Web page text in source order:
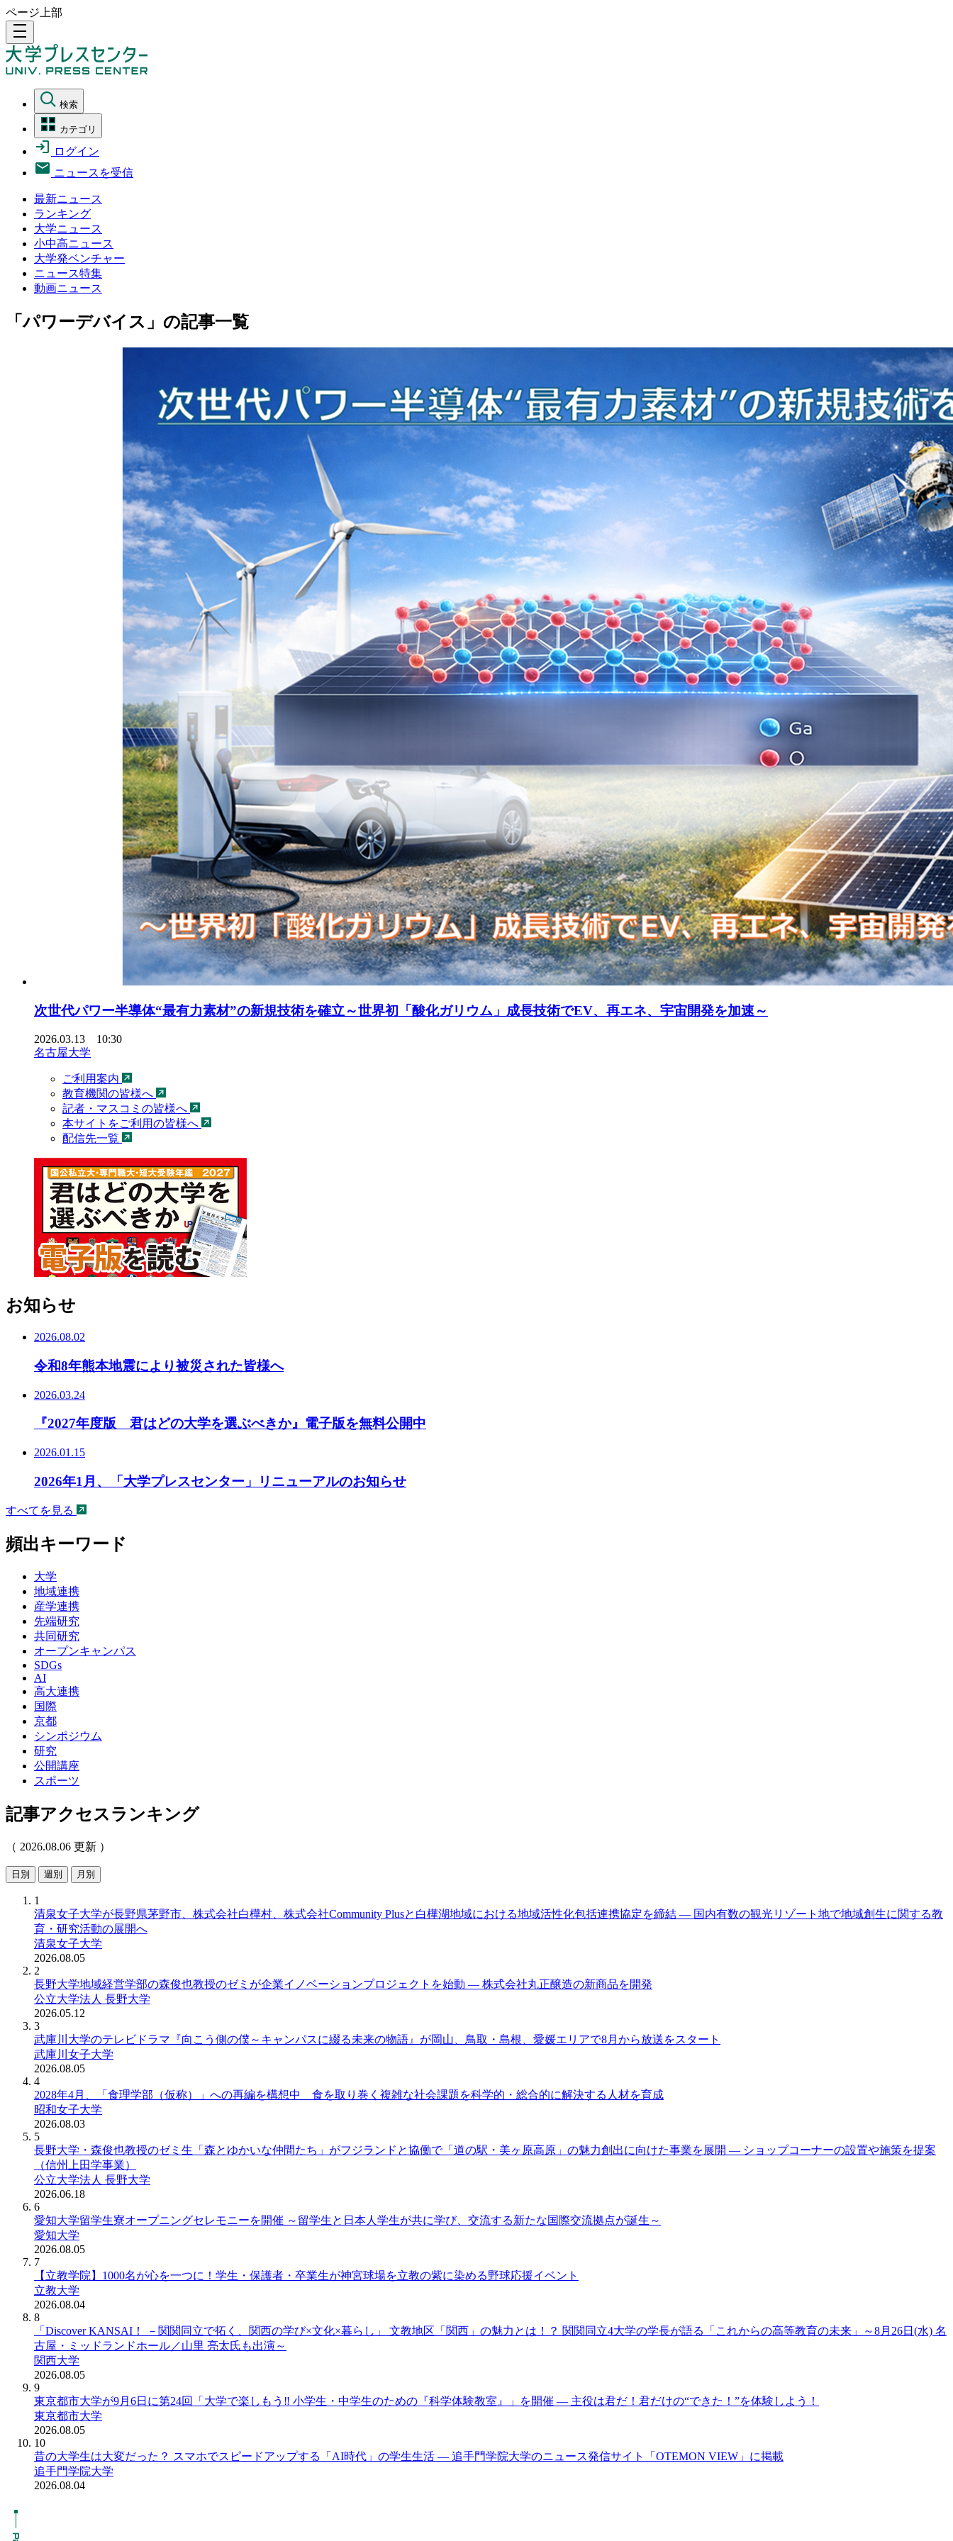
ページ上部
density_medium
検索
カテゴリ
ログイン
ニュースを受信
最新ニュース
ランキング
大学ニュース
小中高ニュース
大学発ベンチャー
ニュース特集
動画ニュース
「パワーデバイス」の記事一覧
次世代パワー半導体“最有力素材”の新規技術を確立～世界初「酸化ガリウム」成長技術でEV、再エネ、宇宙開発を加速～
2026.03.13 10:30
名古屋大学
ご利用案内
教育機関の皆様へ
記者・マスコミの皆様へ
本サイトをご利用の皆様へ
配信先一覧
お知らせ
2026.08.02
令和8年熊本地震により被災された皆様へ
2026.03.24
『2027年度版 君はどの大学を選ぶべきか』電子版を無料公開中
2026.01.15
2026年1月、「大学プレスセンター」リニューアルのお知らせ
すべてを見る
頻出キーワード
大学
地域連携
産学連携
先端研究
共同研究
オープンキャンパス
SDGs
AI
高大連携
国際
京都
シンポジウム
研究
公開講座
スポーツ
記事アクセスランキング
（ 2026.08.06 更新 ）
日別 週別 月別
1
清泉女子大学が長野県茅野市、株式会社白樺村、株式会社Community Plusと白樺湖地域における地域活性化包括連携協定を締結 ― 国内有数の観光リゾート地で地域創生に関する教
育・研究活動の展開へ
清泉女子大学
2026.08.05
2
長野大学地域経営学部の森俊也教授のゼミが企業イノベーションプロジェクトを始動 ― 株式会社丸正醸造の新商品を開発
公立大学法人 長野大学
2026.05.12
3
武庫川大学のテレビドラマ『向こう側の僕～キャンパスに綴る未来の物語』が岡山、鳥取・島根、愛媛エリアで8月から放送をスタート
武庫川女子大学
2026.08.05
4
2028年4月、「食理学部（仮称）」への再編を構想中 食を取り巻く複雑な社会課題を科学的・総合的に解決する人材を育成
昭和女子大学
2026.08.03
5
長野大学・森俊也教授のゼミ生「森とゆかいな仲間たち」がフジランドと協働で「道の駅・美ヶ原高原」の魅力創出に向けた事業を展開 ― ショップコーナーの設置や施策を提案
（信州上田学事業）
公立大学法人 長野大学
2026.06.18
6
愛知大学留学生寮オープニングセレモニーを開催 ～留学生と日本人学生が共に学び、交流する新たな国際交流拠点が誕生～
愛知大学
2026.08.05
7
【立教学院】1000名が心を一つに！学生・保護者・卒業生が神宮球場を立教の紫に染める野球応援イベント
立教大学
2026.08.04
8
「Discover KANSAI！ －関関同立で拓く、関西の学び×文化×暮らし」 文教地区「関西」の魅力とは！？ 関関同立4大学の学長が語る「これからの高等教育の未来」～8月26日(水) 名
古屋・ミッドランドホール／山里 亮太氏も出演～
関西大学
2026.08.05
9
東京都市大学が9月6日に第24回「大学で楽しもう‼ 小学生・中学生のための『科学体験教室』」を開催 ― 主役は君だ！君だけの“できた！”を体験しよう！
東京都市大学
2026.08.05
10
昔の大学生は大変だった？ スマホでスピードアップする「AI時代」の学生生活 ― 追手門学院大学のニュース発信サイト「OTEMON VIEW」に掲載
追手門学院大学
2026.08.04